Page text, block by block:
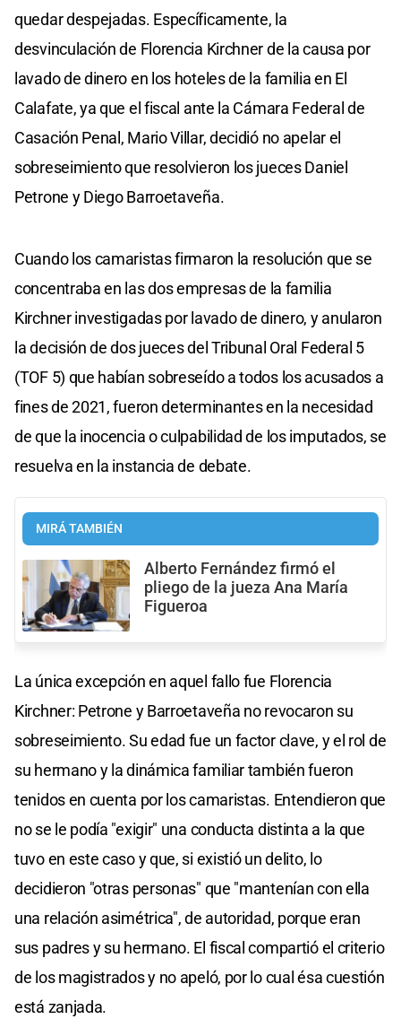
quedar despejadas. Específicamente, la
desvinculación de Florencia Kirchner de la causa por
lavado de dinero en los hoteles de la familia en El
Calafate, ya que el fiscal ante la Cámara Federal de
Casación Penal, Mario Villar, decidió no apelar el
sobreseimiento que resolvieron los jueces Daniel
Petrone y Diego Barroetaveña.
Cuando los camaristas firmaron la resolución que se
concentraba en las dos empresas de la familia
Kirchner investigadas por lavado de dinero, y anularon
la decisión de dos jueces del Tribunal Oral Federal 5
(TOF 5) que habían sobreseído a todos los acusados a
fines de 2021, fueron determinantes en la necesidad
de que la inocencia o culpabilidad de los imputados, se
resuelva en la instancia de debate.
MIRÁ TAMBIÉN
Alberto Fernández firmó el
pliego de la jueza Ana María
Figueroa
La única excepción en aquel fallo fue Florencia
Kirchner: Petrone y Barroetaveña no revocaron su
sobreseimiento. Su edad fue un factor clave, y el rol de
su hermano y la dinámica familiar también fueron
tenidos en cuenta por los camaristas. Entendieron que
no se le podía "exigir" una conducta distinta a la que
tuvo en este caso y que, si existió un delito, lo
decidieron "otras personas" que "mantenían con ella
una relación asimétrica", de autoridad, porque eran
sus padres y su hermano. El fiscal compartió el criterio
de los magistrados y no apeló, por lo cual ésa cuestión
está zanjada.